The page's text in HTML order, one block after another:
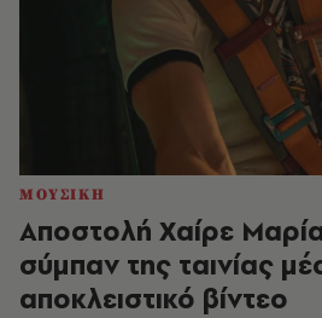
ΜΟΥΣΙΚΗ
Αποστολή Χαίρε
σύμπαν της ταινίας
αποκλειστικό βίντεο